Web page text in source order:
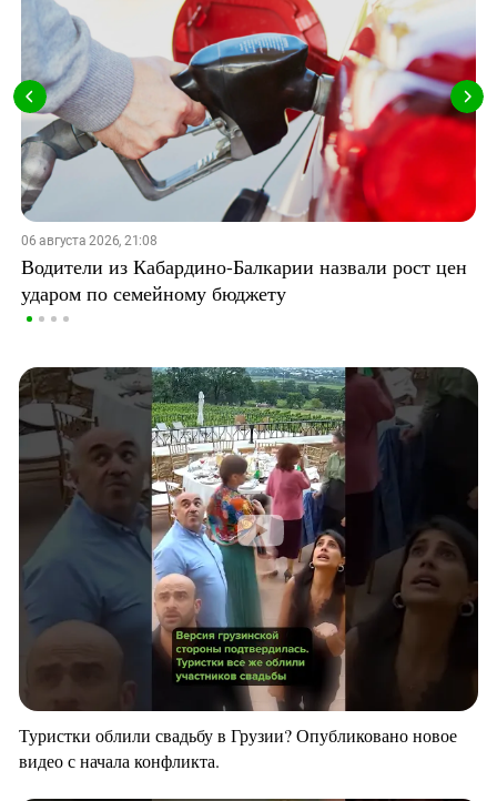
06 августа 2026, 21:08
Водители из Кабардино-Балкарии назвали рост цен
ударом по семейному бюджету
Туристки облили свадьбу в Грузии? Опубликовано новое
видео с начала конфликта.